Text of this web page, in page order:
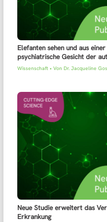
Elefanten sehen und aus
psychiatrische Gesicht der
Wissenschaft• Von Dr. Jacqueline
Neue Studie erweitert das
Erkrankung